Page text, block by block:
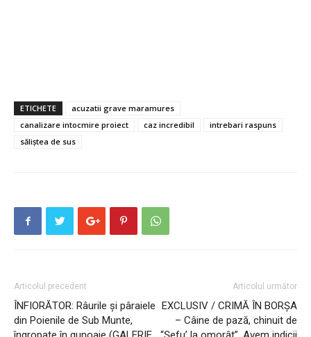
ETICHETE
acuzatii grave maramures
canalizare intocmire proiect
caz incredibil
intrebari raspuns
săliștea de sus
Articolul precedent
ÎNFIORĂTOR: Râurile și pâraiele
din Poienile de Sub Munte,
Articolul următor
EXCLUSIV / CRIMĂ ÎN BORȘA
– Câine de pază, chinuit de